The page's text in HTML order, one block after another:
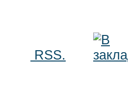
RSS.